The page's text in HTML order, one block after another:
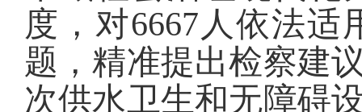
度 ，对6667 人依法适
题，精准提出检察建
次供水卫生和无障碍